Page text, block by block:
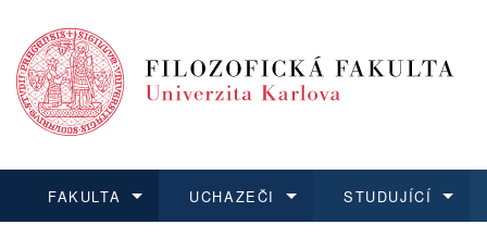
FAKULTA UCHAZEČI STUDUJÍCÍ